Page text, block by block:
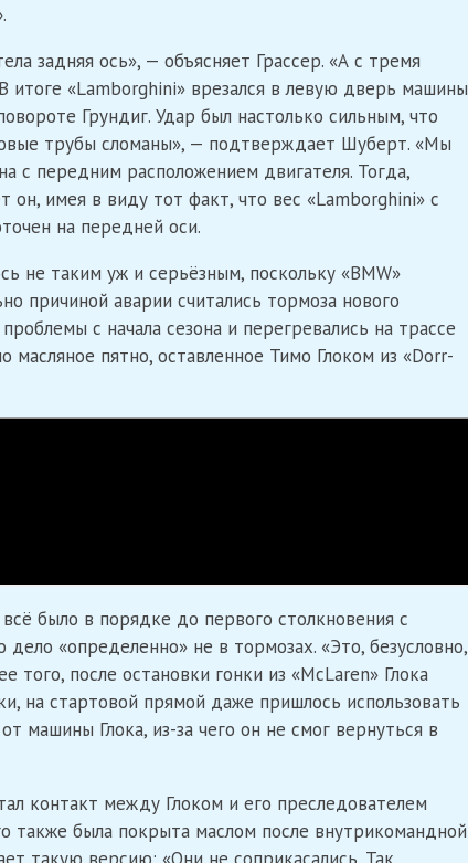
задняя ось», — объясняет Грассер. «А с тремя
итоге «Lamborghini» врезался в левую дверь машины
Грундиг. Удар был настолько сильным, что
трубы сломаны», — подтверждает Шуберт. «Мы
с передним расположением двигателя. Тогда,
имея в виду тот факт, что вес «Lamborghini» с
на передней оси.
не таким уж и серьёзным, поскольку «BMW»
причиной аварии считались тормоза нового
с начала сезона и перегревались на трассе
масляное пятно, оставленное Тимо Глоком из «Dorr-
было в порядке до первого столкновения с
«определенно» не в тормозах. «Это, безусловно,
после остановки гонки из «McLaren» Глока
на стартовой прямой даже пришлось использовать
машины Глока, из-за чего он не смог вернуться в
контакт между Глоком и его преследователем
была покрыта маслом после внутрикомандной